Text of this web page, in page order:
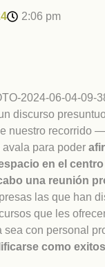
2:06 pm
discurso
nuestro recorrido
para poder
en el
una reunión
las que han
que les
con personal
como